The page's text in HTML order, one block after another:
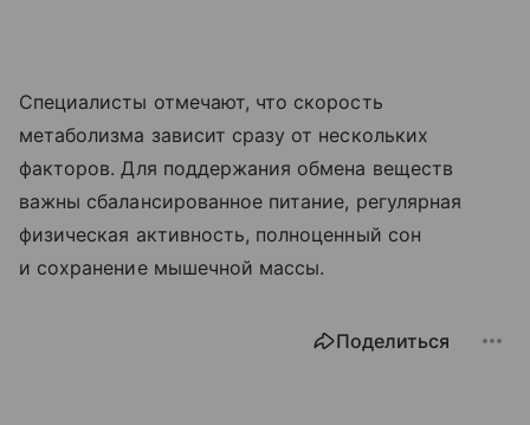
Специалисты отмечают, что скорость
метаболизма зависит сразу от нескольких
факторов. Для поддержания обмена веществ
важны сбалансированное питание, регулярная
физическая активность, полноценный сон
и сохранение мышечной массы.
Поделиться